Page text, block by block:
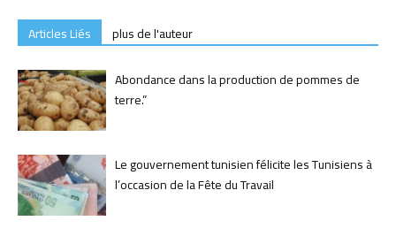
Articles Liés
plus de l'auteur
Abondance dans la production de pommes de
terre.”
Le gouvernement tunisien félicite les Tunisiens à
l’occasion de la Fête du Travail